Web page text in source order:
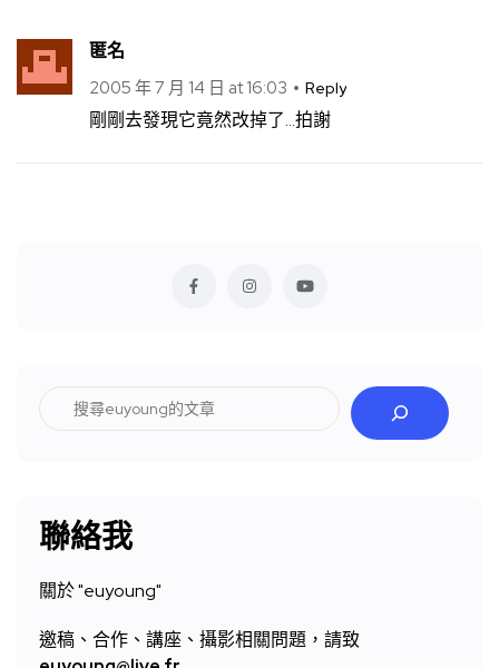
匿名
2005 年 7 月 14 日 at 16:03 Reply
剛剛去發現它竟然改掉了…拍謝
聯絡我
關於 "euyoung"
邀稿、合作、講座、攝影相關問題，請致